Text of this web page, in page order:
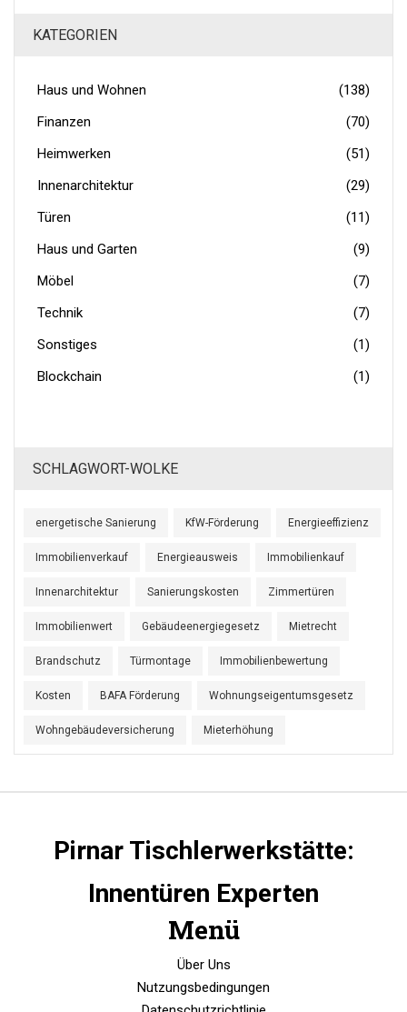
KATEGORIEN
Haus und Wohnen
(138)
Finanzen
(70)
Heimwerken
(51)
Innenarchitektur
(29)
Türen
(11)
Haus und Garten
(9)
Möbel
(7)
Technik
(7)
Sonstiges
(1)
Blockchain
(1)
SCHLAGWORT-WOLKE
energetische Sanierung KfW-Förderung Energieeffizienz
Immobilienverkauf Energieausweis Immobilienkauf
Innenarchitektur Sanierungskosten Zimmertüren
Immobilienwert Gebäudeenergiegesetz Mietrecht
Brandschutz Türmontage Immobilienbewertung
Kosten BAFA Förderung Wohnungseigentumsgesetz
Wohngebäudeversicherung Mieterhöhung
Pirnar Tischlerwerkstätte:
Innentüren Experten
Menü
Über Uns
Nutzungsbedingungen